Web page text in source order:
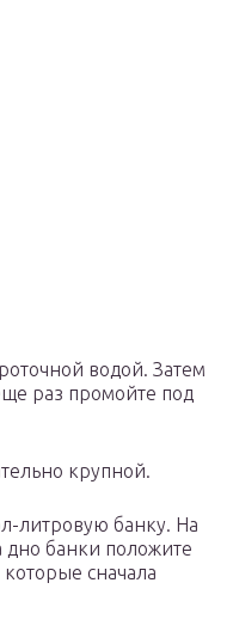
водой. Затем
раз промойте под
крупной.
литровую банку. На
дно банки положите
сначала